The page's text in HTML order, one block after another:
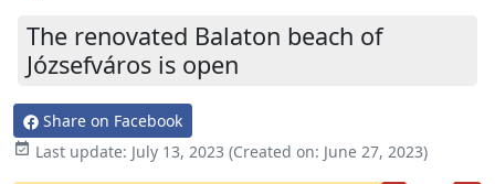
The renovated Balaton beach of
Józsefváros is open
Share on Facebook
 Last update: July 13, 2023 (Created on: June 27, 2023)